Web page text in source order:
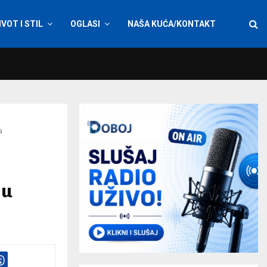
I STIL OGLASI NAŠA KUĆA/KONTAKT